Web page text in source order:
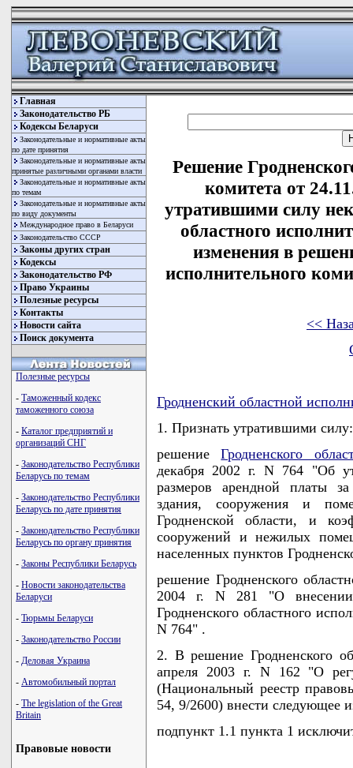
Главная
Законодательство РБ
Кодексы Беларуси
Законодательные и нормативные акты
по дате принятия
Законодательные и нормативные акты
принятые различными органами власти
Законодательные и нормативные акты
по темам
Законодательные и нормативные акты
по виду документы
Международное право в Беларуси
Законодательство СССР
Законы других стран
Кодексы
Законодательство РФ
Право Украины
Полезные ресурсы
Контакты
Новости сайта
Поиск документа
Полезные ресурсы
- Таможенный кодекс
таможенного союза
- Каталог предприятий и
организаций СНГ
- Законодательство Республики
Беларусь по темам
- Законодательство Республики
Беларусь по дате принятия
- Законодательство Республики
Беларусь по органу принятия
- Законы Республики Беларусь
- Новости законодательства
Беларуси
- Тюрьмы Беларуси
- Законодательство России
- Деловая Украина
- Автомобильный портал
- The legislation of the Great
Britain
Правовые новости
Решение
комитета от
утратившими силу
областного
изменения в
исполнительного
<<
Гродненский областной
1. Признать утратившими силу:
решениеГродненского
декабря 2002 г. N 764 "Об
размеров арендной платы
здания, сооружения и
Гродненской области, и
сооружений и нежилых
населенных пунктов
решение Гродненского
2004 г. N 281 "О
Гродненского областного
N 764" .
2. В решение Гродненского
апреля 2003 г. N 162 "О
(Национальный реестр
54, 9/2600) внести следующее
подпункт 1.1 пункта 1